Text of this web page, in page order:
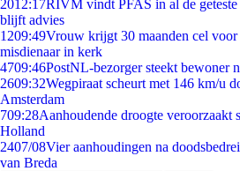
2012:17RIVM vindt PFAS in al de
blijft advies
1209:49Vrouw krijgt 30 maanden cel
misdienaar in kerk
4709:46PostNL-bezorger steekt bewoner
2609:32Wegpiraat scheurt met 146 km/u
Amsterdam
709:28Aanhoudende droogte veroorzaakt
Holland
2407/08Vier aanhoudingen na
van Breda